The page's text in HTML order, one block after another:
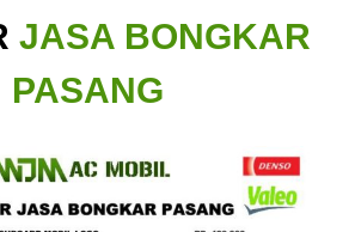
JASA BONGKAR
PASANG